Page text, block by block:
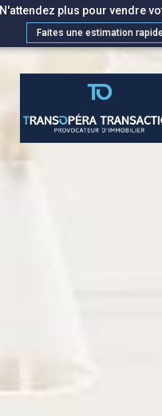
N'attendez plus pour vendre
Faites une estimation